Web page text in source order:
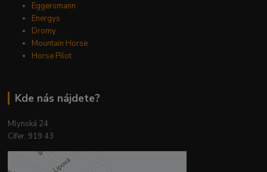
Eggersmann
Energys
Dromy
Mountain Horse
Horse Pilot
Kde nás nájdete?
Mlynská 24
Cífer, 919 43